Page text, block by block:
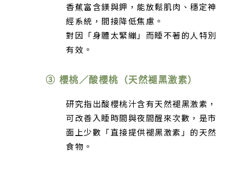
香蕉富含鎂與鉀，能放鬆肌肉、穩定神
經系統，間接降低焦慮。
對因「身體太緊繃」而睡不著的人特別
有效。
③ 櫻桃／酸櫻桃（天然褪黑激素）
研究指出酸櫻桃汁含有天然褪黑激素，
可改善入睡時間與夜間醒來次數，是市
面上少數「直接提供褪黑激素」的天然
食物。